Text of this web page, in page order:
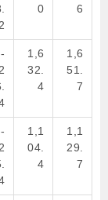
2
0
6
-
2
1,6
32.
4
1,6
51.
7
-
2
1,1
04.
4
1,1
29.
7